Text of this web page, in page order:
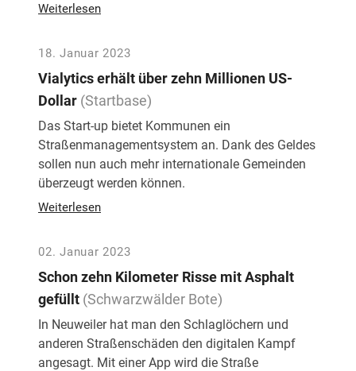
Weiterlesen
18. Januar 2023
Vialytics erhält über zehn Millionen US-
Dollar (Startbase)
Das Start-up bietet Kommunen ein
Straßenmanagementsystem an. Dank des Geldes
sollen nun auch mehr internationale Gemeinden
überzeugt werden können.
Weiterlesen
02. Januar 2023
Schon zehn Kilometer Risse mit Asphalt
gefüllt (Schwarzwälder Bote)
In Neuweiler hat man den Schlaglöchern und
anderen Straßenschäden den digitalen Kampf
angesagt. Mit einer App wird die Straße